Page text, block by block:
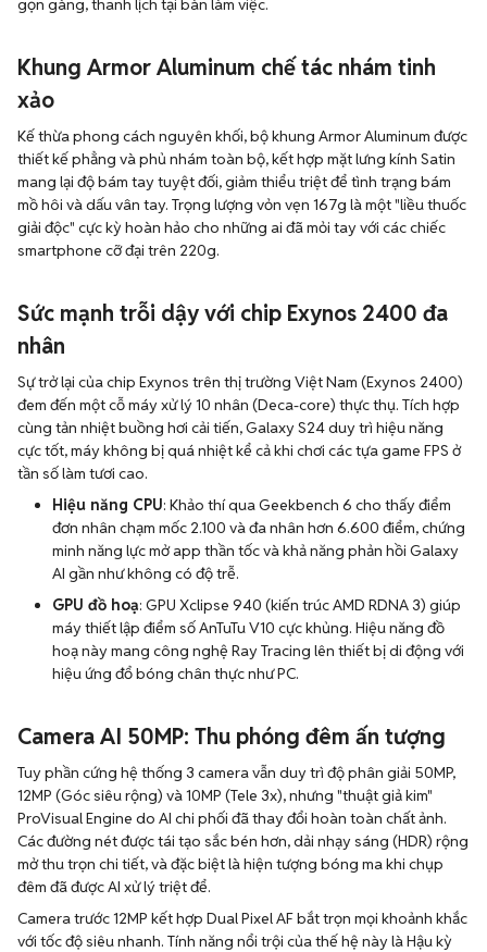
gọn gàng, thanh lịch tại bàn làm việc.
Khung Armor Aluminum chế tác nhám tinh
xảo
Kế thừa phong cách nguyên khối, bộ khung Armor Aluminum được
thiết kế phẳng và phủ nhám toàn bộ, kết hợp mặt lưng kính Satin
mang lại độ bám tay tuyệt đối, giảm thiểu triệt để tình trạng bám
mồ hôi và dấu vân tay. Trọng lượng vỏn vẹn 167g là một "liều thuốc
giải độc" cực kỳ hoàn hảo cho những ai đã mỏi tay với các chiếc
smartphone cỡ đại trên 220g.
Sức mạnh trỗi dậy với chip Exynos 2400 đa
nhân
Sự trở lại của chip Exynos trên thị trường Việt Nam (Exynos 2400)
đem đến một cỗ máy xử lý 10 nhân (Deca-core) thực thụ. Tích hợp
cùng tản nhiệt buồng hơi cải tiến, Galaxy S24 duy trì hiệu năng
cực tốt, máy không bị quá nhiệt kể cả khi chơi các tựa game FPS ở
tần số làm tươi cao.
Hiệu năng CPU: Khảo thí qua Geekbench 6 cho thấy điểm
đơn nhân chạm mốc 2.100 và đa nhân hơn 6.600 điểm, chứng
minh năng lực mở app thần tốc và khả năng phản hồi Galaxy
AI gần như không có độ trễ.
GPU đồ hoạ: GPU Xclipse 940 (kiến trúc AMD RDNA 3) giúp
máy thiết lập điểm số AnTuTu V10 cực khủng. Hiệu năng đồ
hoạ này mang công nghệ Ray Tracing lên thiết bị di động với
hiệu ứng đổ bóng chân thực như PC.
Camera AI 50MP: Thu phóng đêm ấn tượng
Tuy phần cứng hệ thống 3 camera vẫn duy trì độ phân giải 50MP,
12MP (Góc siêu rộng) và 10MP (Tele 3x), nhưng "thuật giả kim"
ProVisual Engine do AI chi phối đã thay đổi hoàn toàn chất ảnh.
Các đường nét được tái tạo sắc bén hơn, dải nhạy sáng (HDR) rộng
mở thu trọn chi tiết, và đặc biệt là hiện tượng bóng ma khi chụp
đêm đã được AI xử lý triệt để.
Camera trước 12MP kết hợp Dual Pixel AF bắt trọn mọi khoảnh khắc
với tốc độ siêu nhanh. Tính năng nổi trội của thế hệ này là Hậu kỳ